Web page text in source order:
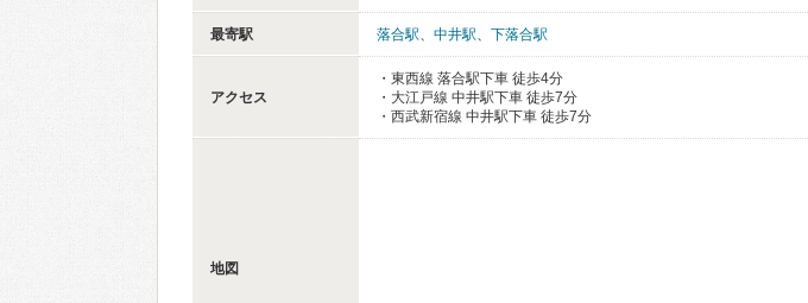
最寄駅 落合駅、 中井駅、 下落合駅
アクセス
・東西線 落合駅下車 徒歩4分
・大江戸線 中井駅下車 徒歩7分
・西武新宿線 中井駅下車 徒歩7分
地図